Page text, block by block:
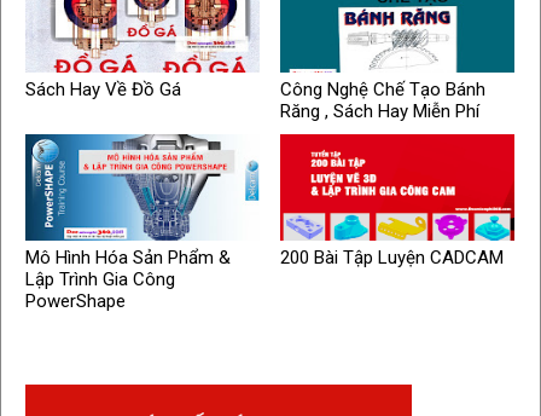
Sách Hay Về Đồ Gá
Công Nghệ Chế Tạo Bánh
Răng , Sách Hay Miễn Phí
Mô Hình Hóa Sản Phẩm &
Lập Trình Gia Công
PowerShape
200 Bài Tập Luyện CADCAM